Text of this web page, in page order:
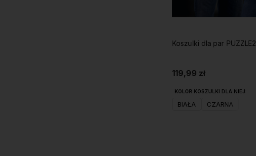
Koszulki dla par PUZZLE2
119,99 zł
KOLOR KOSZULKI DLA NIEJ:
BIAŁA CZARNA